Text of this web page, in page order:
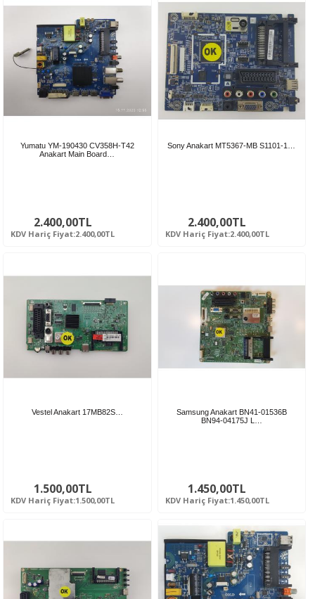
Yumatu YM-190430 CV358H-T42
Anakart Main Board…
2.400,00TL
KDV Hariç Fiyat:2.400,00TL
Sony Anakart MT5367-MB S1101-1…
2.400,00TL
KDV Hariç Fiyat:2.400,00TL
Vestel Anakart 17MB82S…
1.500,00TL
KDV Hariç Fiyat:1.500,00TL
Samsung Anakart BN41-01536B
BN94-04175J L…
1.450,00TL
KDV Hariç Fiyat:1.450,00TL